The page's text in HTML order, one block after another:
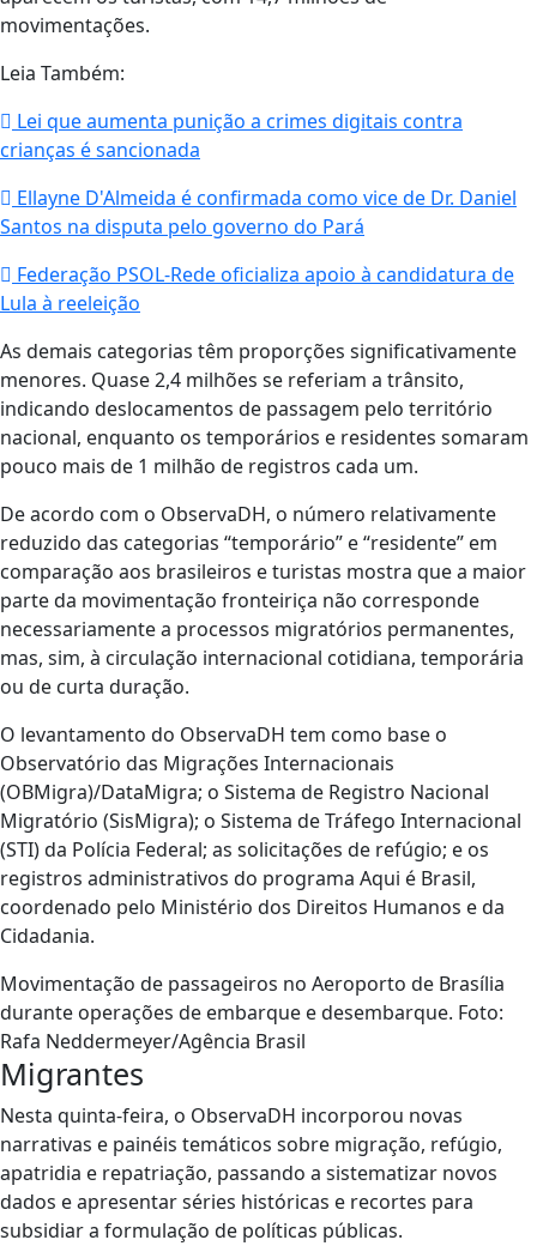
movimentações.
Leia Também:
Lei que aumenta punição a crimes digitais contra
crianças é sancionada
Ellayne D'Almeida é confirmada como vice de Dr. Daniel
Santos na disputa pelo governo do Pará
Federação PSOL-Rede oficializa apoio à candidatura de
Lula à reeleição
As demais categorias têm proporções significativamente
menores. Quase 2,4 milhões se referiam a trânsito,
indicando deslocamentos de passagem pelo território
nacional, enquanto os temporários e residentes somaram
pouco mais de 1 milhão de registros cada um.
De acordo com o ObservaDH, o número relativamente
reduzido das categorias “temporário” e “residente” em
comparação aos brasileiros e turistas mostra que a maior
parte da movimentação fronteiriça não corresponde
necessariamente a processos migratórios permanentes,
mas, sim, à circulação internacional cotidiana, temporária
ou de curta duração.
O levantamento do ObservaDH tem como base o
Observatório das Migrações Internacionais
(OBMigra)/DataMigra; o Sistema de Registro Nacional
Migratório (SisMigra); o Sistema de Tráfego Internacional
(STI) da Polícia Federal; as solicitações de refúgio; e os
registros administrativos do programa Aqui é Brasil,
coordenado pelo Ministério dos Direitos Humanos e da
Cidadania.
Movimentação de passageiros no Aeroporto de Brasília
durante operações de embarque e desembarque. Foto:
Rafa Neddermeyer/Agência Brasil
Migrantes
Nesta quinta-feira, o ObservaDH incorporou novas
narrativas e painéis temáticos sobre migração, refúgio,
apatridia e repatriação, passando a sistematizar novos
dados e apresentar séries históricas e recortes para
subsidiar a formulação de políticas públicas.